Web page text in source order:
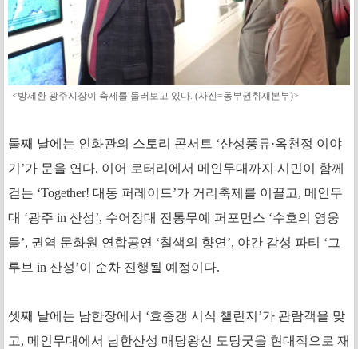
<방세환 광주시장이 축제를 둘러보고 있다. (사진=동부권취재본부)>
둘째 날에는 인화관의 스토리 콘서트 ‘산성풍류·옥천정 이야
기’가 문을 연다. 이어 로터리에서 메인무대까지 시민이 함께
걷는 ‘Together! 대동 퍼레이드’가 거리축제를 이끌고, 메인무
대 ‘광주 in 산성’, 수어장대 전통무예 퍼포먼스 ‘수호의 영웅
들’, 권역 문화원 연합공연 ‘칠색의 향연’, 야간 감성 파티 ‘그
루브 in 산성’이 순차 진행될 예정이다.
셋째 날에는 남한장에서 ‘효종갱 시식 챌린지’가 관람객을 맞
고, 메인무대에서 남한산성 매당왕신 도당굿을 현대적으로 재